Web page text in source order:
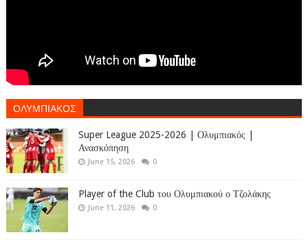
ΟΛΥΜΠΙΑΚΟΣ
Super League 2025-2026 | Ολυμπιακός |
Ανασκόπηση
June 15, 2026 0
Player of the Club του Ολυμπιακού ο Τζολάκης
June 11, 2026 0